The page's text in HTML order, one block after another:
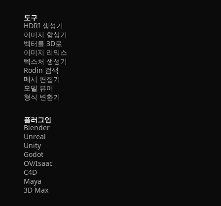
도구
HDRI 생성기
이미지 향상기
벡터를 3D로
이미지 리믹스
텍스처 생성기
Rodin 검색
메시 편집기
모델 뷰어
형식 변환기
플러그인
Blender
Unreal
Unity
Godot
OV/Isaac
C4D
Maya
3D Max